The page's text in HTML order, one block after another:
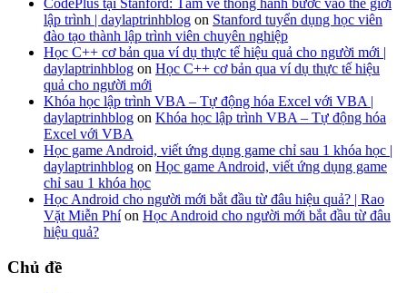
CodePlus tại Stanford: Tấm vé thông hành bước vào thế giới
lập trình | daylaptrinhblog on Stanford tuyển dụng học viên
đào tạo thành lập trình viên chuyên nghiệp
Học C++ cơ bản qua ví dụ thực tế hiệu quả cho người mới |
daylaptrinhblog on Học C++ cơ bản qua ví dụ thực tế hiệu
quả cho người mới
Khóa học lập trình VBA – Tự động hóa Excel với VBA |
daylaptrinhblog on Khóa học lập trình VBA – Tự động hóa
Excel với VBA
Học game Android, viết ứng dụng game chỉ sau 1 khóa học |
daylaptrinhblog on Học game Android, viết ứng dụng game
chỉ sau 1 khóa học
Học Android cho người mới bắt đầu từ đâu hiệu quả? | Rao
Vặt Miễn Phíon Học Android cho người mới bắt đầu từ đâu
hiệu quả?
Chủ đề